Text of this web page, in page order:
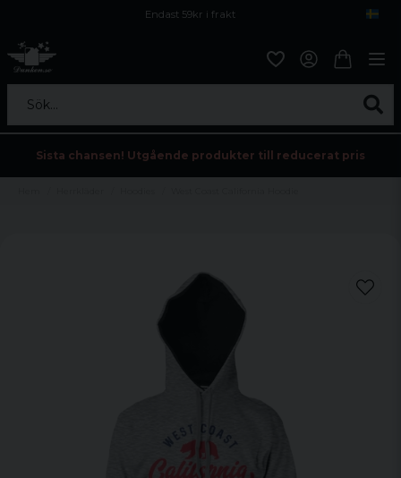
Endast 59kr i frakt
Sök...
Sista chansen! Utgående produkter till reducerat pris